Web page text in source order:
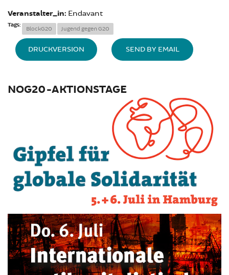
Veranstalter_in: Endavant
Tags:
BlockG20 Jugend gegen G20
DRUCKVERSION SEND BY EMAIL
NOG20-AKTIONSTAGE